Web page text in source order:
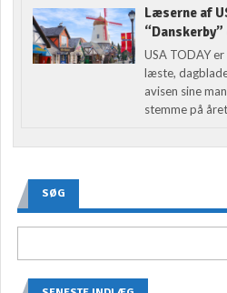
Læserne af
“Danskerby”
USA TODAY
læste,
avisen sine
stemme på
SØG